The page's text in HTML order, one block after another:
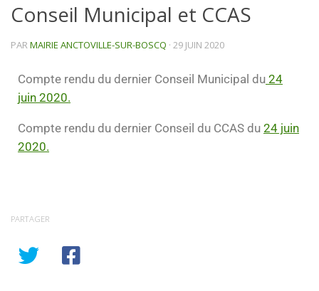
Conseil Municipal et CCAS
PARMAIRIE ANCTOVILLE-SUR-BOSCQ · 29 JUIN 2020
Compte rendu du dernier Conseil Municipal du 24
juin 2020.
Compte rendu du dernier Conseil du CCAS du 24 juin
2020.
PARTAGER